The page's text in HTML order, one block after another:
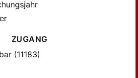
ZUGANG
(11183)